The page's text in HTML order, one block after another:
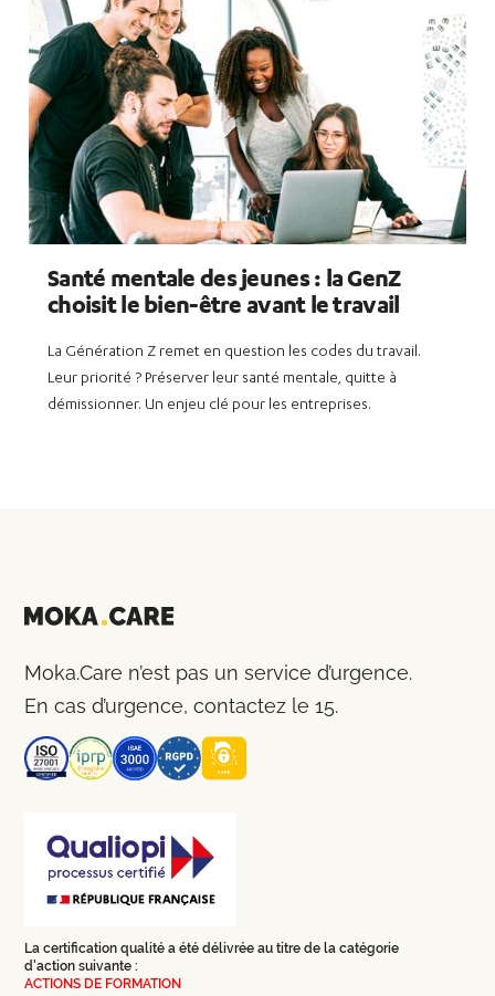
Santé mentale des jeunes : la GenZ
choisit le bien-être avant le travail
La Génération Z remet en question les codes du travail.
Leur priorité ? Préserver leur santé mentale, quitte à
démissionner. Un enjeu clé pour les entreprises.
Moka.Care n’est pas un service d’urgence.
En cas d’urgence, contactez le 15.
La certification qualité a été délivrée au titre de la catégorie
d'action suivante :
ACTIONS DE FORMATION